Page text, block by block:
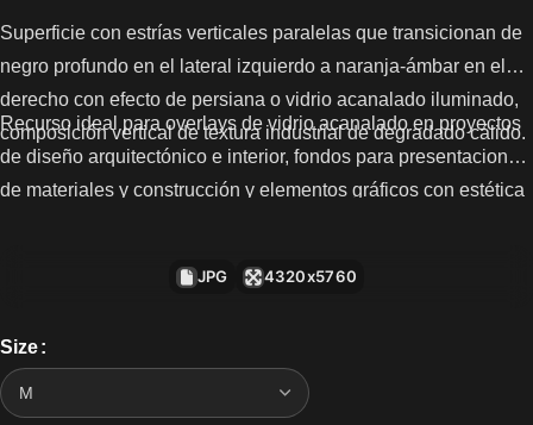
Superficie con estrías verticales paralelas que transicionan de
negro profundo en el lateral izquierdo a naranja-ámbar en el
derecho con efecto de persiana o vidrio acanalado iluminado,
composición vertical de textura industrial de degradado cálido.
Recurso ideal para overlays de vidrio acanalado en proyectos
de diseño arquitectónico e interior, fondos para presentaciones
de materiales y construcción y elementos gráficos con estética
JPG 4320x5760
Size